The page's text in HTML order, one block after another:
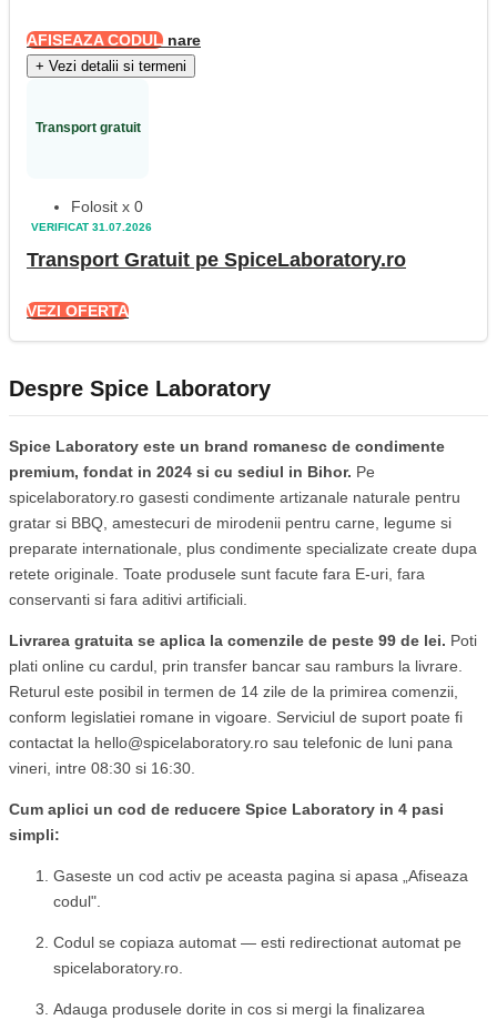
AFISEAZA CODUL nare
+ Vezi detalii si termeni
Transport gratuit
VERIFICAT 31.07.2026
Folosit x 0
Transport Gratuit pe SpiceLaboratory.ro
VEZI OFERTA
Despre Spice Laboratory
Spice Laboratory este un brand romanesc de condimente
premium, fondat in 2024 si cu sediul in Bihor. Pe
spicelaboratory.ro gasesti condimente artizanale naturale pentru
gratar si BBQ, amestecuri de mirodenii pentru carne, legume si
preparate internationale, plus condimente specializate create dupa
retete originale. Toate produsele sunt facute fara E-uri, fara
conservanti si fara aditivi artificiali.
Livrarea gratuita se aplica la comenzile de peste 99 de lei. Poti
plati online cu cardul, prin transfer bancar sau ramburs la livrare.
Returul este posibil in termen de 14 zile de la primirea comenzii,
conform legislatiei romane in vigoare. Serviciul de suport poate fi
contactat la hello@spicelaboratory.ro sau telefonic de luni pana
vineri, intre 08:30 si 16:30.
Cum aplici un cod de reducere Spice Laboratory in 4 pasi
simpli:
Gaseste un cod activ pe aceasta pagina si apasa „Afiseaza
codul".
Codul se copiaza automat — esti redirectionat automat pe
spicelaboratory.ro.
Adauga produsele dorite in cos si mergi la finalizarea